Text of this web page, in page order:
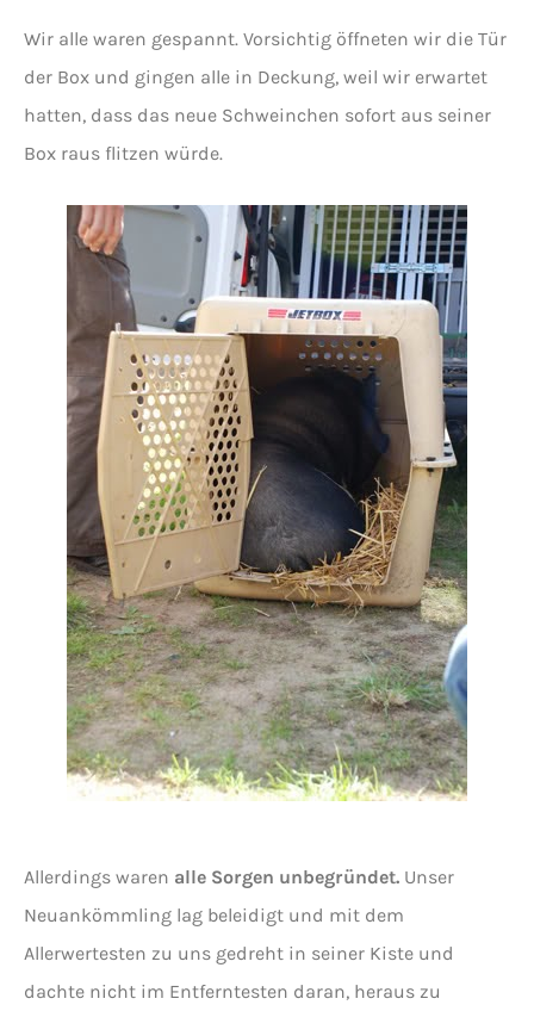
Wir alle waren gespannt. Vorsichtig öffneten wir die Tür
der Box und gingen alle in Deckung, weil wir erwartet
hatten, dass das neue Schweinchen sofort aus seiner
Box raus flitzen würde.
Allerdings waren alle Sorgen unbegründet. Unser
Neuankömmling lag beleidigt und mit dem
Allerwertesten zu uns gedreht in seiner Kiste und
dachte nicht im Entferntesten daran, heraus zu